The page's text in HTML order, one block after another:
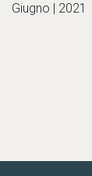
Giugno | 2021